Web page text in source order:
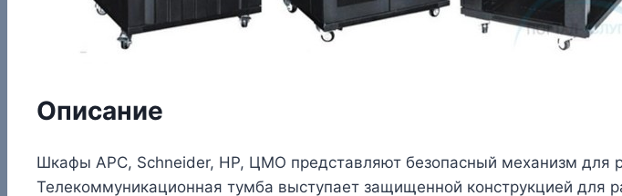
Описание
Шкафы APC, Schneider, HP, ЦМО представляют безопасный механизм для
Телекоммуникационная тумба выступает защищенной конструкцией для